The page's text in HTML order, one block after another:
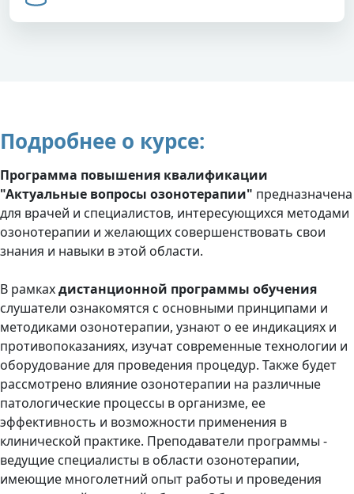
Подробнее о курсе:
Программа повышения квалификации
"Актуальные вопросы озонотерапии" предназначена
для врачей и специалистов, интересующихся методами
озонотерапии и желающих совершенствовать свои
знания и навыки в этой области.
В рамкахдистанционной программы обучения
слушатели ознакомятся с основными принципами и
методиками озонотерапии, узнают о ее индикациях и
противопоказаниях, изучат современные технологии и
оборудование для проведения процедур. Также будет
рассмотрено влияние озонотерапии на различные
патологические процессы в организме, ее
эффективность и возможности применения в
клинической практике. Преподаватели программы -
ведущие специалисты в области озонотерапии,
имеющие многолетний опыт работы и проведения